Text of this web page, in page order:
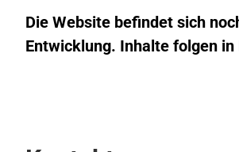
Die Website befindet sich
Entwicklung. Inhalte folgen in